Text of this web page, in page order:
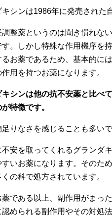
シンは1986年に発売された
調整薬というのは聞き慣れな
す。しかし特殊な作用機序を
るお薬であるため、基本的に
用を持つお薬になります。
キシンは他の抗不安薬と比べ
特徴です。
りなさを感じることも多い
安を取ってくれるグランダ
すいお薬になります。そのた
の科で処方されています。
薬である以上、副作用がまっ
められる副作用やその対処